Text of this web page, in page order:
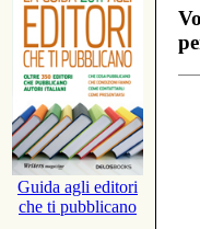
Guida agli editori
che ti pubblicano